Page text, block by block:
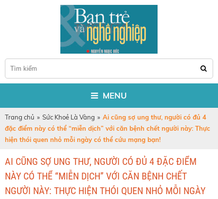
MENU
Trang chủ » Sức Khoẻ Là Vàng » Ai cũng sợ ung thư, người có đủ 4
đặc điểm này có thể “miễn dịch” với căn bệnh chết người này: Thực
hiện thói quen nhỏ mỗi ngày có thể cứu mạng bạn!
AI CŨNG SỢ UNG THƯ, NGƯỜI CÓ ĐỦ 4 ĐẶC ĐIỂM
NÀY CÓ THỂ “MIỄN DỊCH” VỚI CĂN BỆNH CHẾT
NGƯỜI NÀY: THỰC HIỆN THÓI QUEN NHỎ MỖI NGÀY